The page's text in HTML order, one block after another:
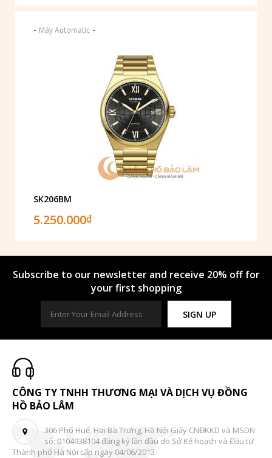
- Máy Automatic -
SK206BM
5.250.000₫
Subscribe to our newsletter and receive 20% off for
your first shopping
SIGN UP
CÔNG TY TNHH THƯƠNG MẠI VÀ DỊCH VỤ ĐỒNG
HỒ BẢO LÂM
306 Phố Huế, Hai Bà Trưng, Hà Nội Giấy CNĐKKD và MSDN
số: 0104938104 đăng ký lần đầu do Sở Kế hoạch và Đầu tư
Thành phố Hà Nội cấp ngày 04/06/2013